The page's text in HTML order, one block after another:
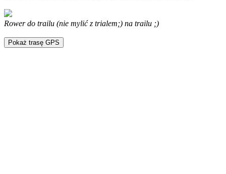
Rower do trailu (nie mylić z trialem;) na trailu ;)
Pokaż trasę GPS